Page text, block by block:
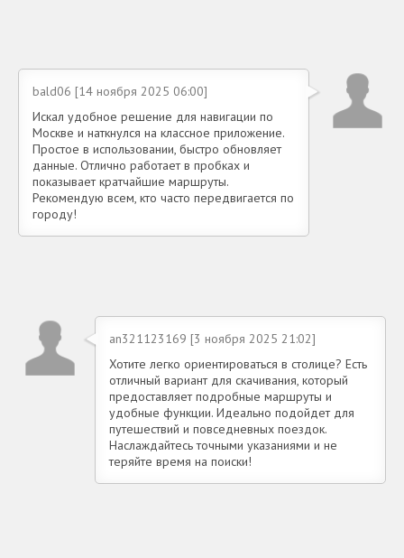
bald06 [14 ноября 2025 06:00]
Искал удобное решение для навигации по
Москве и наткнулся на классное приложение.
Простое в использовании, быстро обновляет
данные. Отлично работает в пробках и
показывает кратчайшие маршруты.
Рекомендую всем, кто часто передвигается по
городу!
an321123169 [3 ноября 2025 21:02]
Хотите легко ориентироваться в столице? Есть
отличный вариант для скачивания, который
предоставляет подробные маршруты и
удобные функции. Идеально подойдет для
путешествий и повседневных поездок.
Наслаждайтесь точными указаниями и не
теряйте время на поиски!